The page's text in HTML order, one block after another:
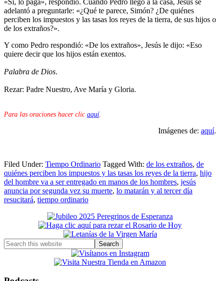
adelantó a preguntarle: «¿Qué te parece, Simón? ¿De quiénes
perciben los impuestos y las tasas los reyes de la tierra, de sus hijos o
de los extraños?».
Y como Pedro respondió: «De los extraños», Jesús le dijo: «Eso
quiere decir que los hijos están exentos.
Palabra de Dios.
Rezar: Padre Nuestro, Ave María y Gloria.
Para las oraciones hacer clic aquí.
Imágenes de: aquí.
Filed Under: Tiempo Ordinario Tagged With: de los extraños, de
quiénes perciben los impuestos y las tasas los reyes de la tierra, hijo
del hombre va a ser entregado en manos de los hombres, jesús
anuncia por segunda vez su muerte, lo matarán y al tercer día
resucitará, tiempo ordinario
Primary
Sidebar
Search
this